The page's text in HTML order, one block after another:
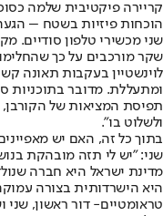
קריירה פיקטיבית שלמה
הוכחות פיזיות בשטח –
שני מכשירי טלפון סודיים.
שקר מורכבים על כך
לוינשטיין בעקבות תאונה
ומתעללת. מדובר בתוכניות
תפיסת המציאות של הקורבן,
ולשלוט בו".
בתוך כל זה, האם יש
שני: "יש לי תזה מובהקת
מדינת ישראל היא חברה
היא הישרדותית בצורה
טראומטיים- דור ראשון,